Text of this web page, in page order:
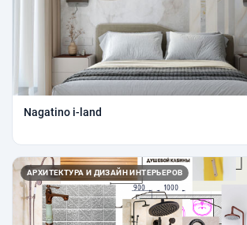
Nagatino i-land
АРХИТЕКТУРА И ДИЗАЙН ИНТЕРЬЕРОВ